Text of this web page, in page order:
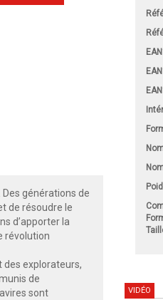
Des générations de
de résoudre le
d’apporter la
révolution
des explorateurs,
de
sont
VIDÉO